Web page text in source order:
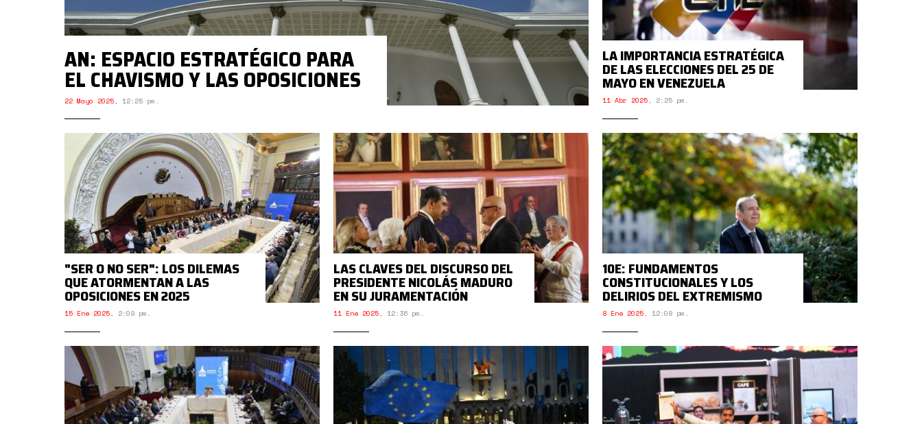
AN: ESPACIO ESTRATÉGICO PARA
EL CHAVISMO Y LAS OPOSICIONES
22 Mayo 2025, 12:25 pm.
LA IMPORTANCIA ESTRATÉGICA
DE LAS ELECCIONES DEL 25 DE
MAYO EN VENEZUELA
11 Abr 2025, 2:25 pm.
"SER O NO SER": LOS DILEMAS
QUE ATORMENTAN A LAS
OPOSICIONES EN 2025
15 Ene 2025, 2:09 pm.
LAS CLAVES DEL DISCURSO DEL
PRESIDENTE NICOLÁS MADURO
EN SU JURAMENTACIÓN
11 Ene 2025, 12:36 pm.
10E: FUNDAMENTOS
CONSTITUCIONALES Y LOS
DELIRIOS DEL EXTREMISMO
8 Ene 2025, 12:08 pm.